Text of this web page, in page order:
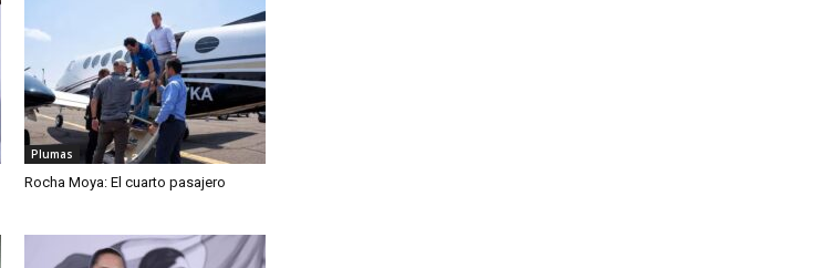
Plumas
Rocha Moya: El cuarto pasajero